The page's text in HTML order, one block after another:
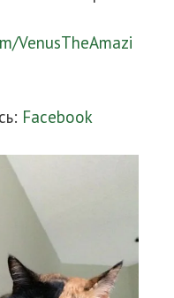
VenusTheAmazi
Facebook